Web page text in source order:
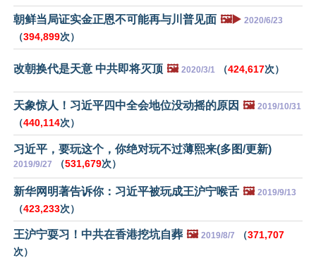
朝鲜当局证实金正恩不可能再与川普见面 🖼️▶️ 2020/6/23
（394,899次）
改朝换代是天意 中共即将灭顶 🖼️ 2020/3/1 （424,617次）
天象惊人！习近平四中全会地位没动摇的原因 🖼️ 2019/10/31
（440,114次）
习近平，要玩这个，你绝对玩不过薄熙来(多图/更新)
2019/9/27 （531,679次）
新华网明著告诉你：习近平被玩成王沪宁喉舌 🖼️ 2019/9/13
（423,233次）
王沪宁耍习！中共在香港挖坑自葬 🖼️ 2019/8/7 （371,707
次）